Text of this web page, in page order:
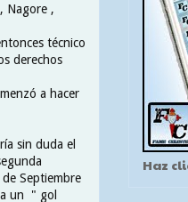
Nagore ,
técnico
derechos
a hacer
sin duda el
Septiembre
a un " gol
Haz